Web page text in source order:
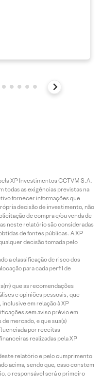
XP Investimentos CCTVM S.A.
todas as exigências previstas na
fornecer informações que
decisão de investimento, não
de compra e/ou venda de
neste relatório são consideradas
de fontes públicas. A XP
decisão tomada pelo
a classificação de risco dos
para cada perfil de
que as recomendações
e opiniões pessoais, que
em relação à XP
sem aviso prévio em
mercado, e que sua(s)
por receitas
realizadas pela XP
relatório e pelo cumprimento
acima, sendo que, caso constem
o responsável será o primeiro